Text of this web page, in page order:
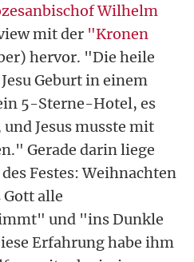
Wilhelm
mit der "Kronen
hervor. "Die heile
Geburt in einem
5-Sterne-Hotel, es
Jesus musste mit
Gerade darin liege
Festes: Weihnachten
alle
und "ins Dunkle
Erfahrung habe ihm